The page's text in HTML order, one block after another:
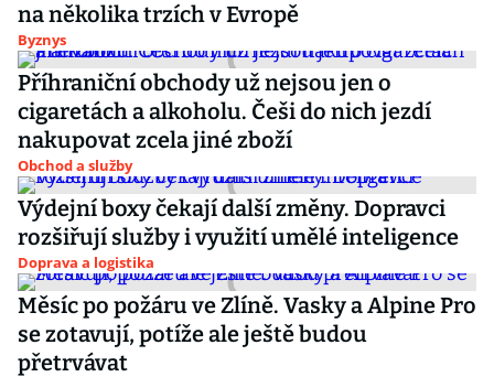
na několika trzích v Evropě
Byznys
Příhraniční obchody už nejsou jen o
cigaretách a alkoholu. Češi do nich jezdí
nakupovat zcela jiné zboží
Obchod a služby
Výdejní boxy čekají další změny. Dopravci
rozšiřují služby i využití umělé inteligence
Doprava a logistika
Měsíc po požáru ve Zlíně. Vasky a Alpine Pro
se zotavují, potíže ale ještě budou
přetrvávat